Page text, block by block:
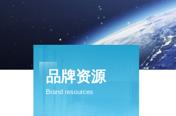
品牌资源
Brand resources